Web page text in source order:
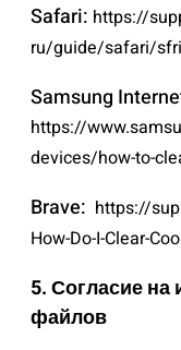
Safari: https://
ru/guide/safari/
Samsung
https://
devices/how-to-
Brave: https://
How-Do-I-Clear-
5. Согласие на
файлов